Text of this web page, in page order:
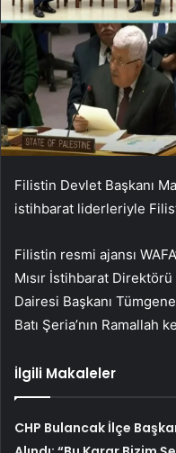
Filistin Devlet Başkanı
istihbarat liderleriyle
Filistin resmi ajansı
Mısır İstihbarat
Dairesi Başkanı
Batı Şeria’nın Ramallah
İlgili Makaleler
CHP Bulancak İlçe